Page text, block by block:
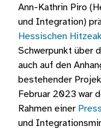
Ann-Kathrin Piro
und Integration)
Hessischen
Schwerpunkt über
auch auf den
bestehender
Februar 2023 war
Rahmen einer
und